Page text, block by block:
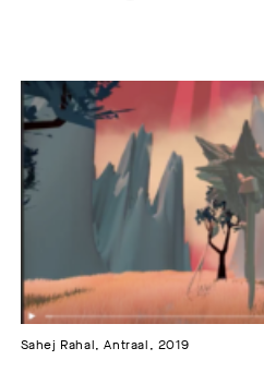
Sahej Rahal, Antraal, 2019